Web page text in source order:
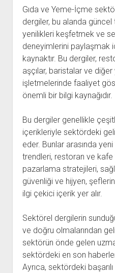
Gıda ve Yeme-İçme
dergiler, bu alanda
yenilikleri keşfetmek ve
deneyimlerini paylaşmak
kaynaktır. Bu dergiler,
aşçılar, baristalar ve
işletmelerinde faaliyet
önemli bir bilgi kaynağıdır.
Bu dergiler genellikle
içerikleriyle sektördeki
eder. Bunlar arasında
trendleri, restoran ve kafe
pazarlama stratejileri,
güvenliği ve hijyen,
ilgi çekici içerik yer alır.
Sektörel dergilerin
ve doğru olmalarından
sektörün önde gelen
sektördeki en son
Ayrıca, sektördeki